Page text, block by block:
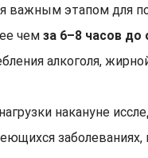
важным этапом для
чем за 6–8 часов до
алкоголя,
накануне